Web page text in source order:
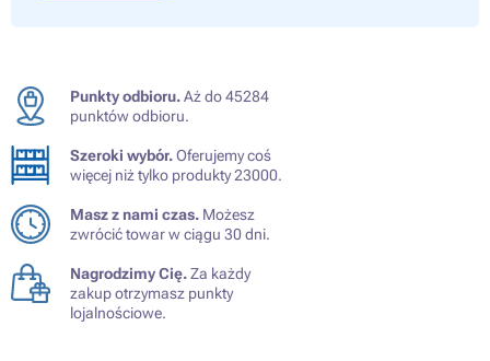
Punkty odbioru.Aż do 45284
punktów odbioru.
Szeroki wybór.Oferujemy coś
więcej niż tylko produkty 23000.
Masz z nami czas. Możesz
zwrócić towar w ciągu 30 dni.
Nagrodzimy Cię.Za każdy
zakup otrzymasz punkty
lojalnościowe.